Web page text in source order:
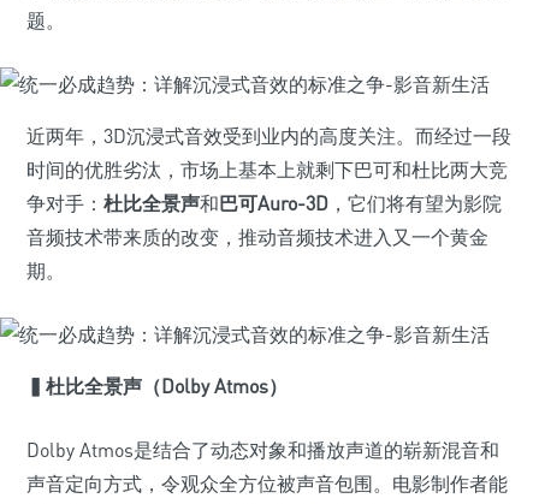
题。
近两年，3D沉浸式音效受到业内的高度关注。而经过一段
时间的优胜劣汰，市场上基本上就剩下巴可和杜比两大竞
争对手： 杜比全景声和巴可Auro-3D ，它们将有望为影院
音频技术带来质的改变，推动音频技术进入又一个黄金
期。
▍ 杜比全景声（Dolby Atmos）
Dolby Atmos是结合了动态对象和播放声道的崭新混音和
声音定向方式，令观众全方位被声音包围。电影制作者能